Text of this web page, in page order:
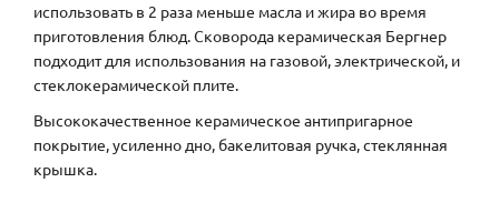
использовать в 2 раза меньше масла и жира во время
приготовления блюд. Сковорода керамическая Бергнер
подходит для использования на газовой, электрической, и
стеклокерамической плите.
Высококачественное керамическое антипригарное
покрытие, усиленно дно, бакелитовая ручка, стеклянная
крышка.